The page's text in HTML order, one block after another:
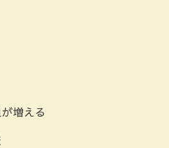
増える